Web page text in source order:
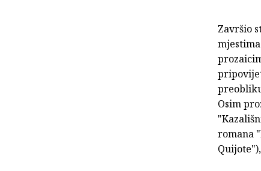
Završio
Osim
romana